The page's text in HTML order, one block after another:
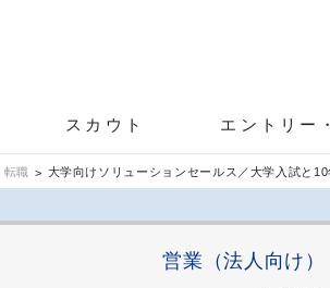
スカウト エントリー
転職 大学向けソリューションセールス／大学入試と
営業（法人向け）